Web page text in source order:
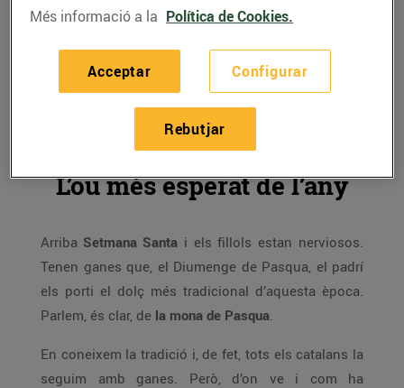
GASTRONOMIA I TRADICIONS
La mona de Pasqua
22/de març/2016
L’ou més esperat de l’any
Arriba Setmana Santa i els fillols estan nerviosos.
Tenen ganes que, el Diumenge de Pasqua, el padrí
els porti el dolç més tradicional d’aquesta època.
Parlem, és clar, de la mona de Pasqua.
En coneixem la tradició i, de fet, tots els catalans la
seguim amb ganes. Però, d’on ve i com ha
Més informació a la Política de Cookies.
Configurar
Rebutjar
Acceptar